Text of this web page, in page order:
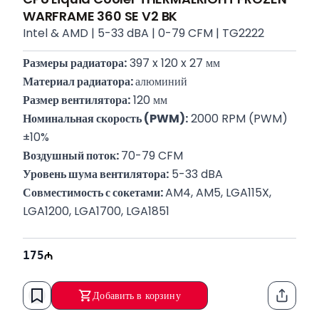
WARFRAME 360 SE V2 BK
Intel & AMD | 5-33 dBA | 0-79 CFM | TG2222
Размеры радиатора: 397 x 120 x 27 мм
Материал радиатора: алюминий
Размер вентилятора: 120 мм
Номинальная скорость (PWM): 2000 RPM (PWM)
±10%
Воздушный поток: 70-79 CFM
Уровень шума вентилятора: 5-33 dBA
Совместимость с сокетами: AM4, AM5, LGA115X,
LGA1200, LGA1700, LGA1851
175
Добавить в корзину